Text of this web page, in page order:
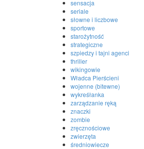
sensacja
seriale
słowne i liczbowe
sportowe
starożytność
strategiczne
szpiedzy i tajni agenci
thriller
wikingowie
Władca Pierścieni
wojenne (bitewne)
wykreśłanka
zarządzanie ręką
znaczki
zombie
zręcznościowe
zwierzęta
średniowiecze